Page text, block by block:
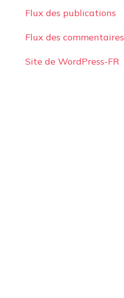
Flux des publications
Flux des commentaires
Site de WordPress-FR